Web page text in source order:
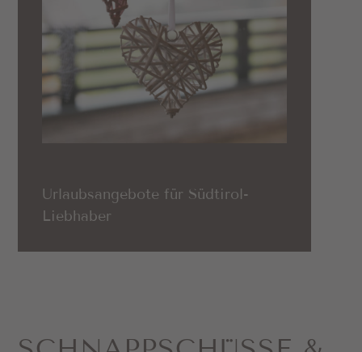
Urlaubsangebote für Südtirol-
Liebhaber